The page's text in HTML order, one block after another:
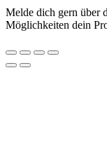
Melde dich gern über
Möglichkeiten dein